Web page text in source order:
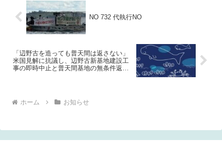
NO 732 代執行NO
「辺野古を造っても普天間は返さない」
米国見解に抗議し、辺野古新基地建設工
事の即時中止と普天間基地の無条件返還
ホーム お知らせ